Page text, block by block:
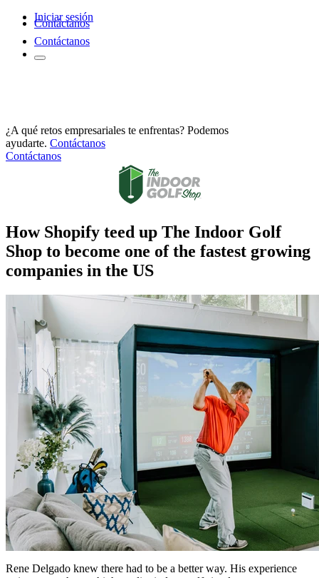
Iniciar sesión
Contáctanos
Contáctanos
¿A qué retos empresariales te enfrentas? Podemos
ayudarte. Contáctanos
Contáctanos
How Shopify teed up The Indoor Golf
Shop to become one of the fastest growing
companies in the US
Rene Delgado knew there had to be a better way. His experience